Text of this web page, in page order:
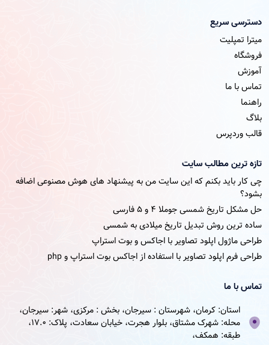
دسترسی سریع
میترا تمپلیت
فروشگاه
آموزش
تماس با ما
راهنما
بلاگ
قالب وردپرس
تازه ترین مطالب سایت
چی کار باید بکنم که این سایت من به پیشنهاد های هوش مصنوعی اضافه
بشود؟
حل مشکل تاریخ شمسی جوملا ۴ و ۵ فارسی
ساده ترین روش تبدیل تاریخ میلادی به شمسی
طراحی ماژول اپلود تصاویر با اجاکس و بوت استراپ
طراحی فرم اپلود تصاویر با استفاده از اجاکس بوت استراپ و php
تماس با ما
استان: کرمان، شهرستان : سیرجان، بخش : مرکزی، شهر: سیرجان،
محله: شهرک مشتاق، بلوار هجرت، خیابان سعادت، پلاک: 17.0،
طبقه: همکف،